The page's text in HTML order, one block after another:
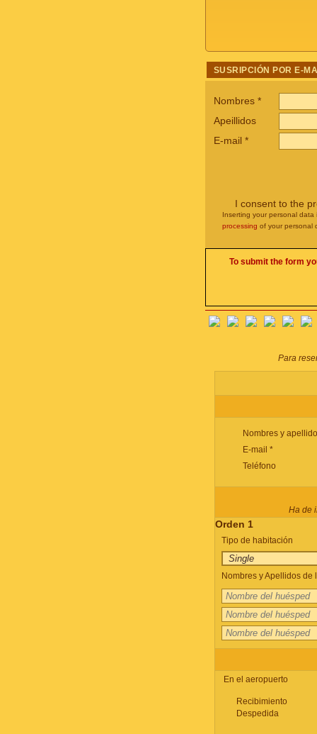
SUSRIPCIÓN POR E-
Nombres *
Apeillidos
E-mail *
I consent to the
Inserting your personal
processing of your personal
To submit the form
Para
Nombres y
E-mail *
Teléfono
Ha de
Orden 1
Tipo de habitación
Nombres y Apellidos
En el aeropuerto
Recibimiento
Despedida